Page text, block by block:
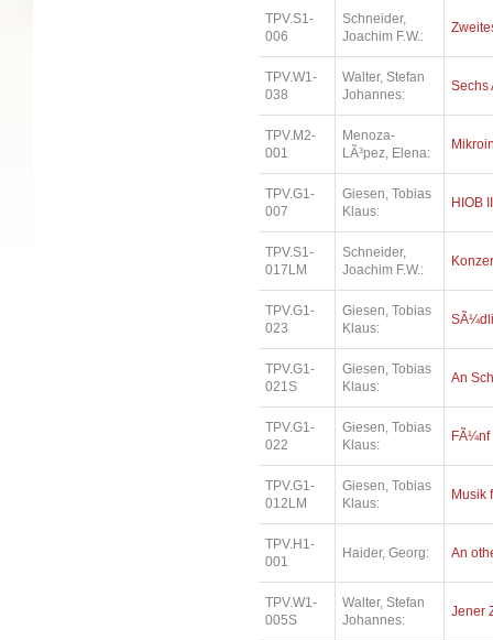
TPV.S1-
006
Schneider,
Joachim F.W.:
TPV.W1-
038
Walter, Stefan
Johannes:
Sechs
TPV.M2-
001
Menoza-
LÃ³pez, Elena:
TPV.G1-
007
Giesen, Tobias
Klaus:
HIOB II
TPV.S1-
017LM
Schneider,
Joachim F.W.:
TPV.G1-
023
Giesen, Tobias
Klaus:
TPV.G1-
021S
Giesen, Tobias
Klaus:
An
TPV.G1-
022
Giesen, Tobias
Klaus:
FÃ¼nf
TPV.G1-
012LM
Giesen, Tobias
Klaus:
Musik
TPV.H1-
001
Haider, Georg: An
TPV.W1-
005S
Walter, Stefan
Johannes:
Jener